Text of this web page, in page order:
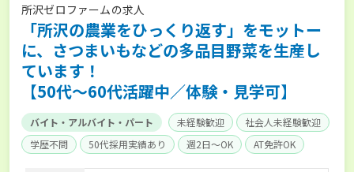
所沢ゼロファームの求人
「所沢の農業をひっくり返す」をモットー
に、さつまいもなどの多品目野菜を生産し
ています！
【50代～60代活躍中／体験・見学可】
バイト・アルバイト・パート 未経験歓迎
社会人未経験歓迎
学歴不問
50代採用実績あり 週2日～OK AT免許OK